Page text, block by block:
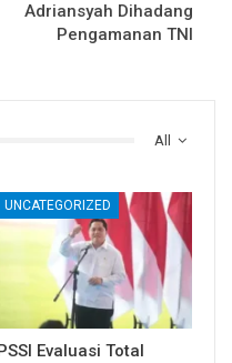
Adriansyah Dihadang
Pengamanan TNI
All
UNCATEGORIZED
Evaluasi Total